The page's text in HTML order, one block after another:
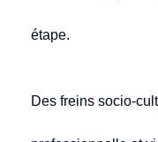
étape.
Des freins socio-